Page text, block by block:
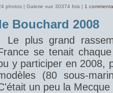
photos | Galerie vue 30374 fois | 1
Bouchard 2008
Le plus grand
se tenait
y participer en 2008,
(80 sous-
un peu la